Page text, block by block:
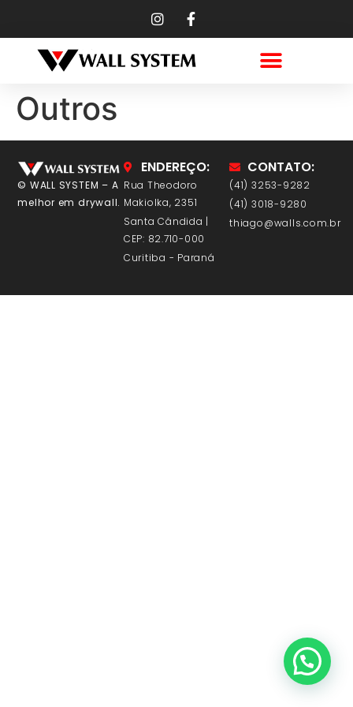
Outros
© WALL SYSTEM – A
melhor em drywall.
ENDEREÇO:
Rua Theodoro
Makiolka, 2351
Santa Cândida |
CEP: 82.710-000
Curitiba - Paraná
CONTATO:
(41) 3253-9282
(41) 3018-9280
thiago@walls.com.br